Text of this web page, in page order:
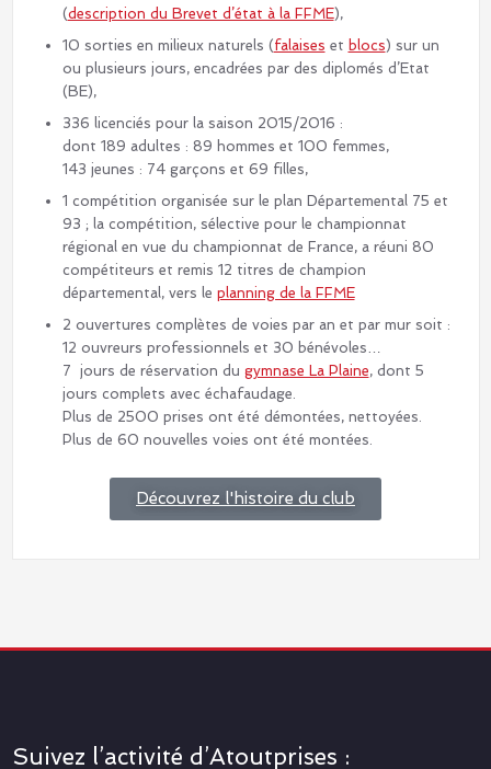
(description du Brevet d’état à la FFME),
10 sorties en milieux naturels (falaises et blocs) sur un
ou plusieurs jours, encadrées par des diplomés d’Etat
(BE),
336 licenciés pour la saison 2015/2016 :
dont 189 adultes : 89 hommes et 100 femmes,
143 jeunes : 74 garçons et 69 filles,
1 compétition organisée sur le plan Départemental 75 et
93 ; la compétition, sélective pour le championnat
régional en vue du championnat de France, a réuni 80
compétiteurs et remis 12 titres de champion
départemental, vers le planning de la FFME
2 ouvertures complètes de voies par an et par mur soit :
12 ouvreurs professionnels et 30 bénévoles…
7 jours de réservation du gymnase La Plaine, dont 5
jours complets avec échafaudage.
Plus de 2500 prises ont été démontées, nettoyées.
Plus de 60 nouvelles voies ont été montées.
Découvrez l'histoire du club
Suivez l’activité d’Atoutprises :